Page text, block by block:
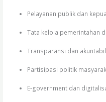
Pelayanan publik dan
Tata kelola pemerintahan
Transparansi dan
Partisipasi politik
E-government dan